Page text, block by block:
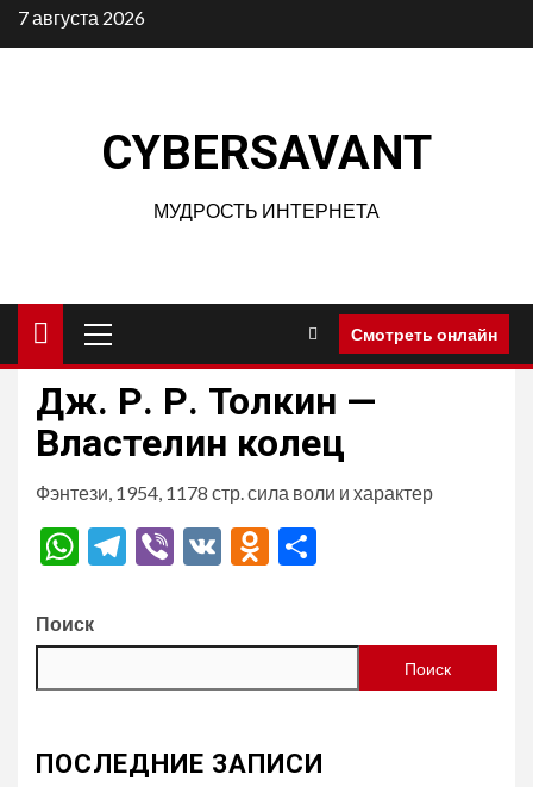
Перейти
к
7 августа 2026
CYBERSAVANT
МУДРОСТЬ ИНТЕРНЕТА
меню
Смотреть онлайн
Дж. Р. Р. Толкин —
Властелин колец
Фэнтези, 1954, 1178 стр. сила воли и характер
WhatsApp
Telegram
Viber
VK Odnoklassniki
Поиск
Поиск
ПОСЛЕДНИЕ ЗАПИСИ